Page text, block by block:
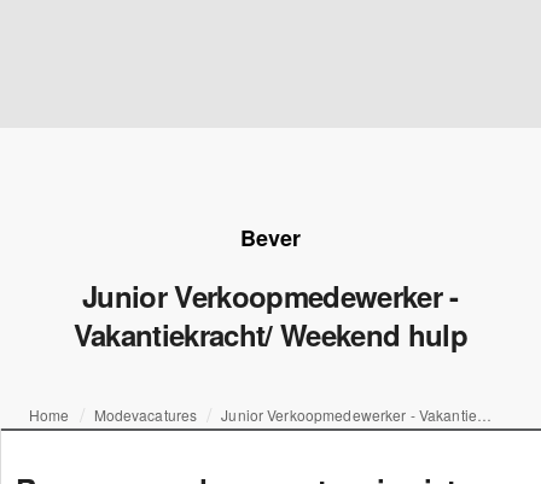
Bever
Junior Verkoopmedewerker -
Vakantiekracht/ Weekend hulp
Home Modevacatures